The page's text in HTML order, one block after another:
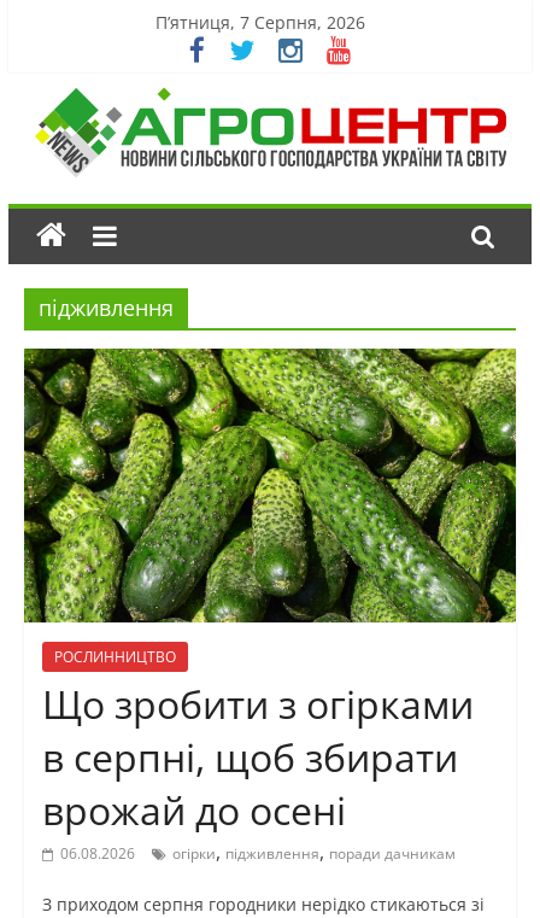
П’ятниця, 7 Серпня, 2026
підживлення
РОСЛИННИЦТВО
Що зробити з огірками
в серпні, щоб збирати
врожай до осені
06.08.2026 огірки, підживлення, поради дачникам
З приходом серпня городники нерідко стикаються зі